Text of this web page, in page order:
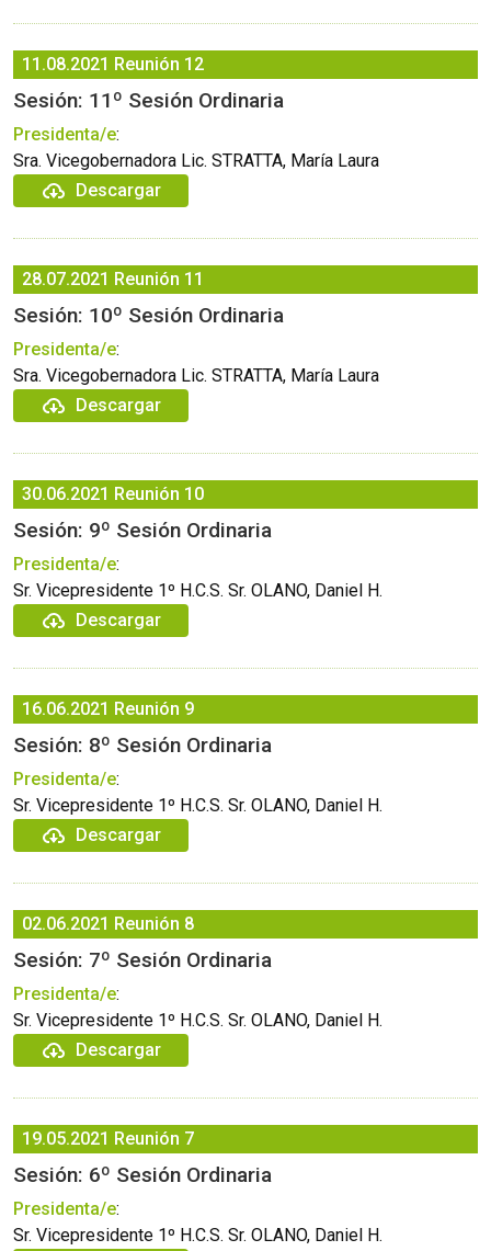
11.08.2021 Reunión 12
Sesión: 11º Sesión Ordinaria
Presidenta/e:
Sra. Vicegobernadora Lic. STRATTA, María Laura
Descargar
28.07.2021 Reunión 11
Sesión: 10º Sesión Ordinaria
Presidenta/e:
Sra. Vicegobernadora Lic. STRATTA, María Laura
Descargar
30.06.2021 Reunión 10
Sesión: 9º Sesión Ordinaria
Presidenta/e:
Sr. Vicepresidente 1º H.C.S. Sr. OLANO, Daniel H.
Descargar
16.06.2021 Reunión 9
Sesión: 8º Sesión Ordinaria
Presidenta/e:
Sr. Vicepresidente 1º H.C.S. Sr. OLANO, Daniel H.
Descargar
02.06.2021 Reunión 8
Sesión: 7º Sesión Ordinaria
Presidenta/e:
Sr. Vicepresidente 1º H.C.S. Sr. OLANO, Daniel H.
Descargar
19.05.2021 Reunión 7
Sesión: 6º Sesión Ordinaria
Presidenta/e:
Sr. Vicepresidente 1º H.C.S. Sr. OLANO, Daniel H.